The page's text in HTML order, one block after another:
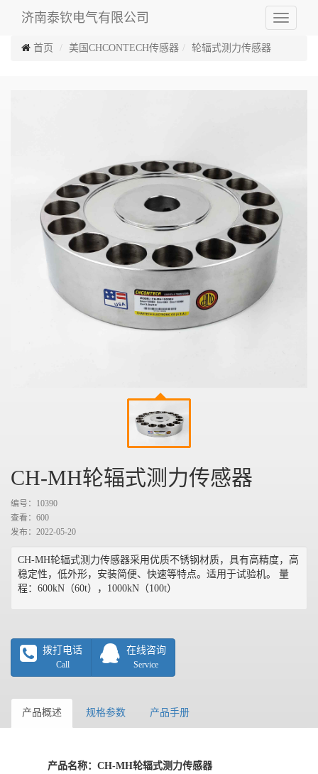
济南泰钦电气有限公司
Toggle
首页
美国CHCONTECH传感器 轮辐式测力传感器
CH-MH轮辐式测力传感器
编号：10390
查看： 600
发布：2022-05-20
CH-MH轮辐式测力传感器采用优质不锈钢材质，具有高精度，高
稳定性，低外形，安装简便、快速等特点。适用于试验机。 量
程：600kN（60t），1000kN（100t）
拨打电话
Call
在线咨询
Service
产品概述 规格参数 产品手册
产品名称： CH-MH轮辐式测力传感器